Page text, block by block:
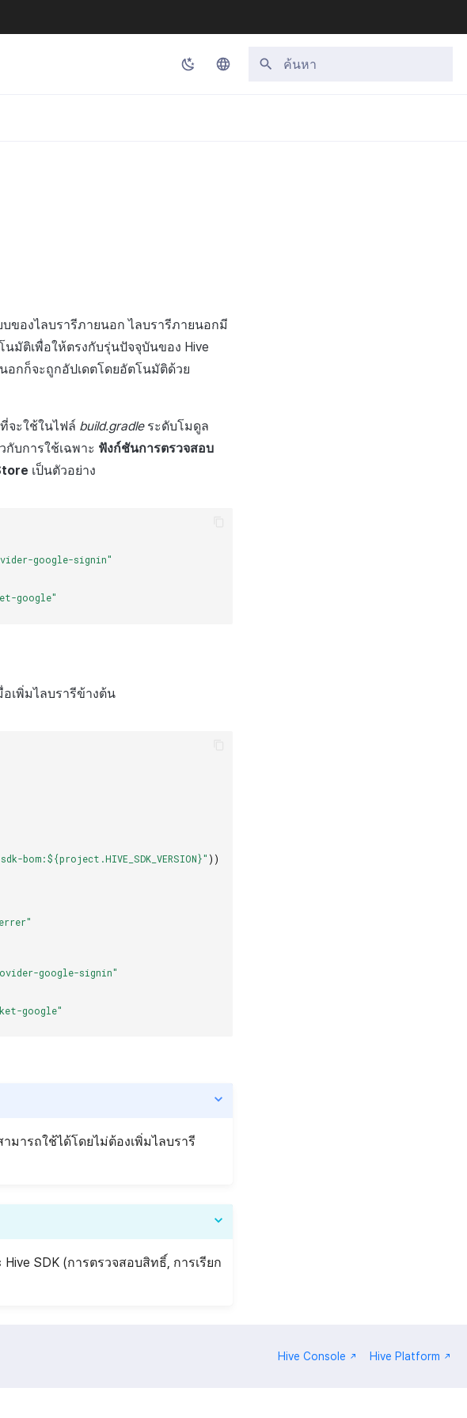
บของไลบรารีภายนอก ไลบรารีภายนอกมี
มัติเพื่อให้ตรงกับรุ่นปัจจุบันของ Hive
อกก็จะถูกอัปเดตโดยอัตโนมัติด้วย
จะใช้ในไฟล์ build.gradleระดับโมดูล
บการใช้เฉพาะ ฟังก์ชันการตรวจสอบ
เป็นตัวอย่าง
google-signin"
google"
เพิ่มไลบรารีข้างต้น
bom:${project.HIVE_SDK_VERSION}" ))
google-signin"
google"
มารถใช้ได้โดยไม่ต้องเพิ่มไลบรารี
SDK (การตรวจสอบสิทธิ์, การเรียก
Hive Console Hive Platform